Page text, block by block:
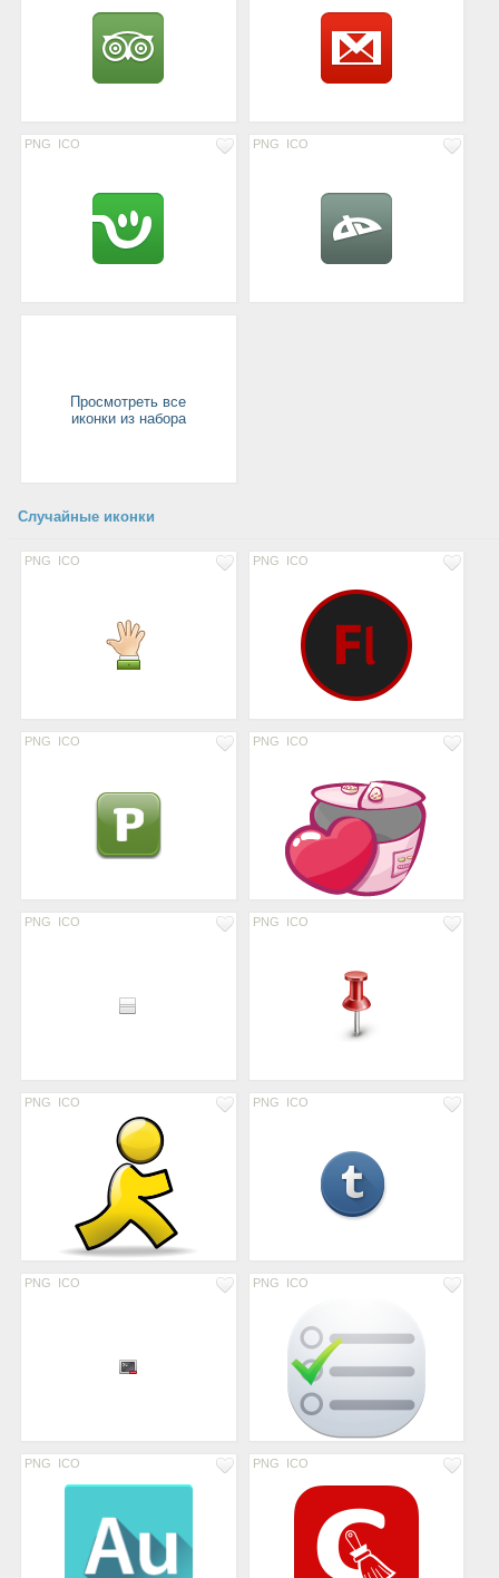
PNG ICO PNG ICO
Просмотреть все
иконки из набора
Случайные иконки
PNG ICO PNG ICO
PNG ICO PNG ICO
PNG ICO PNG ICO
PNG ICO PNG ICO
PNG ICO PNG ICO
PNG ICO PNG ICO